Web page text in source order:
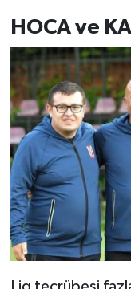
HOCA ve